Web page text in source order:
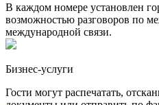
В каждом номере установлен
возможностью разговоров по
международной связи.
Бизнес-услуги
Гости могут распечатать,